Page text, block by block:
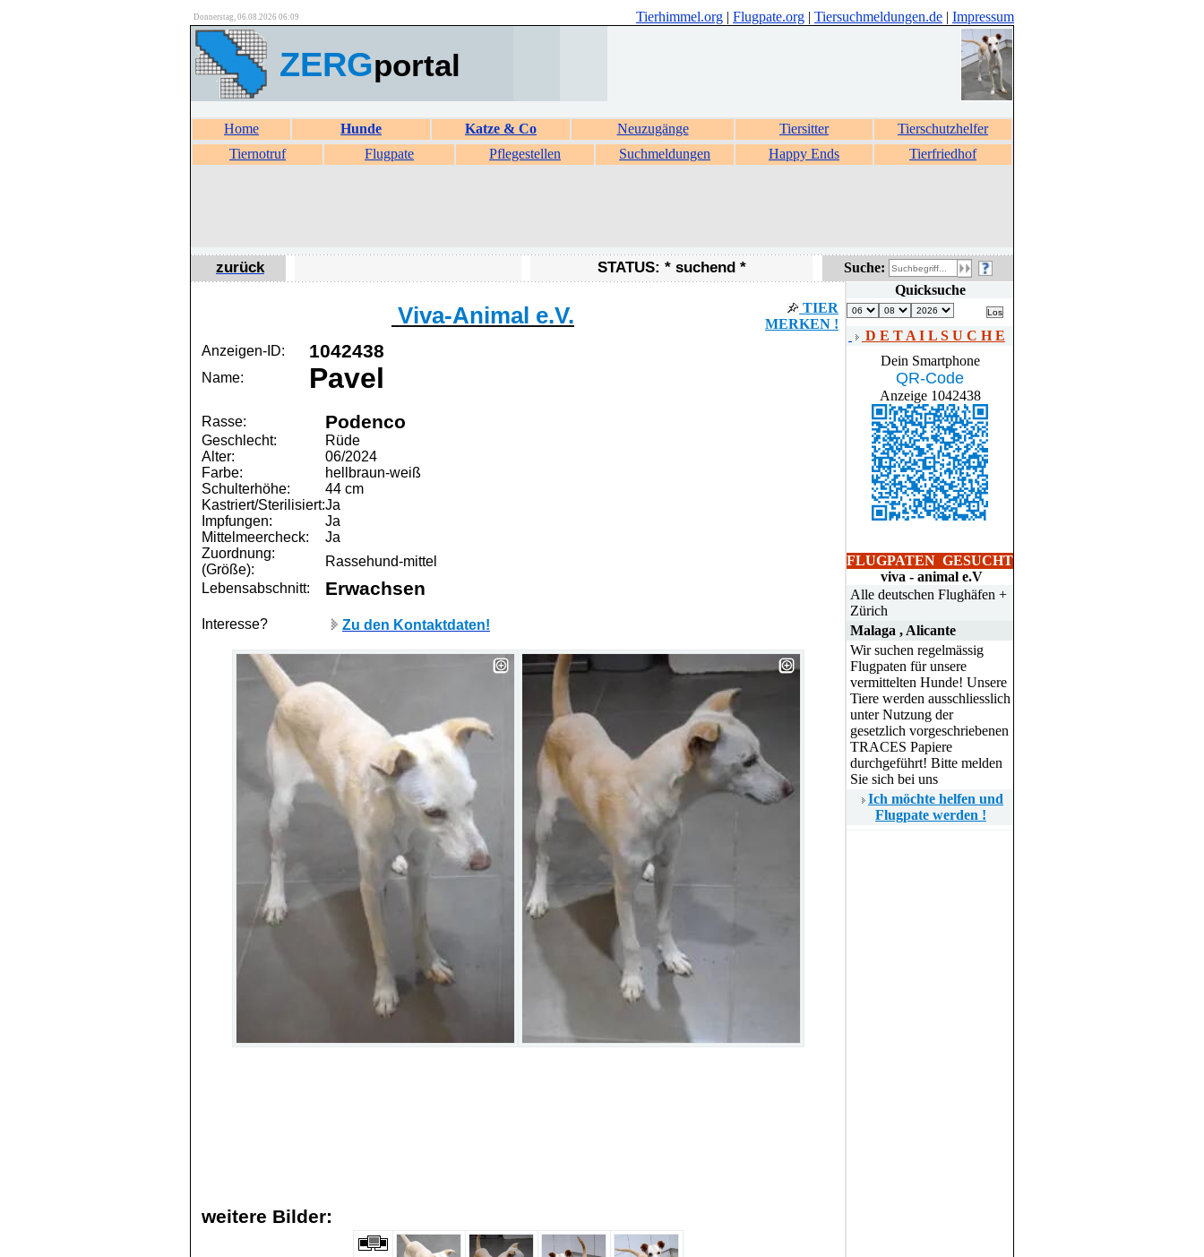
Donnerstag, 06.08.2026 06:09 Tierhimmel.org | Flugpate.org | Tiersuchmeldungen.de | Impressum
ZERGportal
Home Hunde Katze & Co Neuzugänge Tiersitter
Tierschutzhelfer
Tiernotruf
Flugpate Pflegestellen Suchmeldungen Happy Ends Tierfriedhof
zurück STATUS: * suchend * Suche:
Viva-Animal e.V.
TIER
MERKEN !
Anzeigen-ID:
1042438
Name: Pavel
Rasse: Podenco
Geschlecht:
Rüde
Alter:
06/2024
Farbe:
hellbraun-weiß
Schulterhöhe:
44 cm
Kastriert/Sterilisiert:Ja
Impfungen:
Ja
Mittelmeercheck:
Ja
Zuordnung:
(Größe):
Rassehund-mittel
Lebensabschnitt:
Erwachsen
Interesse? Zu den Kontaktdaten!
weitere Bilder:
Quicksuche
D E T A I L S U C H E
Dein Smartphone
QR-Code
Anzeige 1042438
FLUGPATEN GESUCHT
viva - animal e.V
Alle deutschen Flughäfen +
Zürich
Malaga , Alicante
Wir suchen regelmässig
Flugpaten für unsere
vermittelten Hunde! Unsere
Tiere werden ausschliesslich
unter Nutzung der
gesetzlich vorgeschriebenen
TRACES Papiere
durchgeführt! Bitte melden
Sie sich bei uns
Ich möchte helfen und
Flugpate werden !